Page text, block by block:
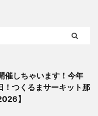
催しちゃいます！今年
つくるまサーキット那
】